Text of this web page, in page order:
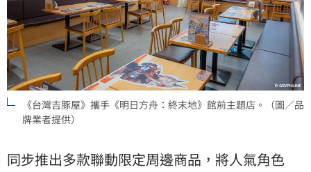
《台灣吉豚屋》攜手《明日方舟：終末地》館前主題店。（圖／品
牌業者提供）
同步推出多款聯動限定周邊商品，將人氣角色